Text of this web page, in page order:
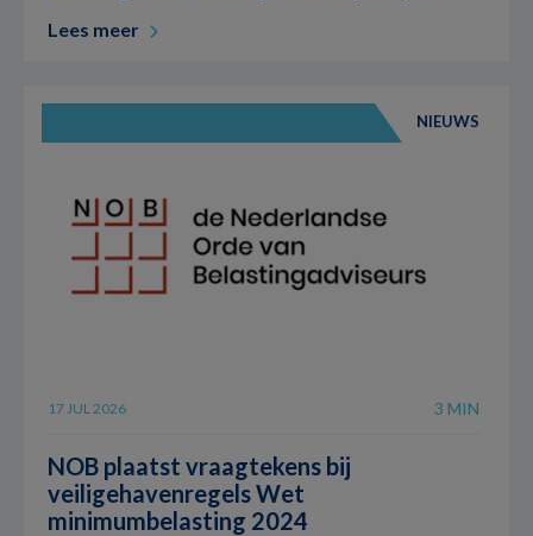
Lees meer
NIEUWS
17 JUL 2026 3 MIN
NOB plaatst vraagtekens bij
veiligehavenregels Wet
minimumbelasting 2024